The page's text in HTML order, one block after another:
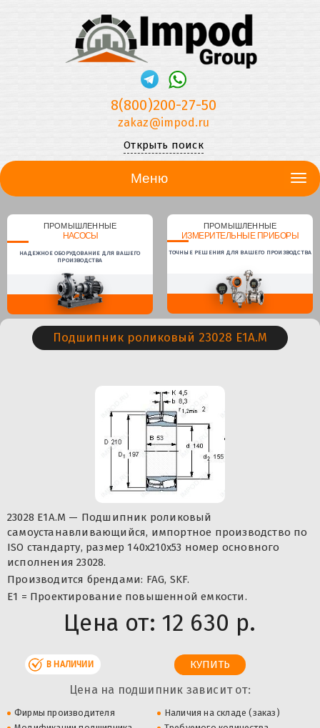
8(800)200-27-50
zakaz@impod.ru
Открыть поиск
Меню
ПРОМЫШЛЕННЫЕ
НАСОСЫ
НАДЕЖНОЕ ОБОРУДОВАНИЕ ДЛЯ ВАШЕГО
ПРОИЗВОДСТВА
ПРОМЫШЛЕННЫЕ
ИЗМЕРИТЕЛЬНЫЕ ПРИБОРЫ
ТОЧНЫЕ РЕШЕНИЯ ДЛЯ ВАШЕГО ПРОИЗВОДСТВА
Подшипник роликовый 23028 E1A.M
23028 E1A.M — Подшипник роликовый
самоустанавливающийся, импортное производство по
ISO стандарту, размер 140x210x53 номер основного
исполнения 23028.
Производится брендами: FAG, SKF.
E1 = Проектирование повышенной емкости.
Цена от: 12 630 р.
В НАЛИЧИИ
Цена на подшипник зависит от:
Фирмы производителя
Наличия на складе (заказ)